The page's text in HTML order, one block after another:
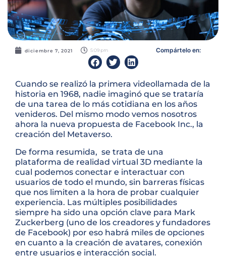
diciembre 7, 2021 5:09 pm Compártelo en:
Cuando se realizó la primera videollamada de la
historia en 1968, nadie imaginó que se trataría
de una tarea de lo más cotidiana en los años
venideros. Del mismo modo vemos nosotros
ahora la nueva propuesta de Facebook Inc., la
creación del Metaverso.
De forma resumida, se trata de una
plataforma de realidad virtual 3D mediante la
cual podemos conectar e interactuar con
usuarios de todo el mundo, sin barreras físicas
que nos limiten a la hora de probar cualquier
experiencia. Las múltiples posibilidades
siempre ha sido una opción clave para Mark
Zuckerberg (uno de los creadores y fundadores
de Facebook) por eso habrá miles de opciones
en cuanto a la creación de avatares, conexión
entre usuarios e interacción social.